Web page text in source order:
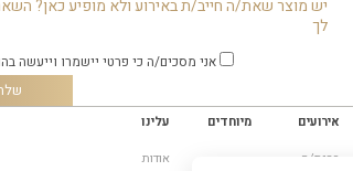
יש מוצר שאת/ה חייב/ת באירוע ולא מופיע כאן?
לך
אני מסכים/ה כי פרטי יישמרו וייעשה
אירועים
ברית/ה
מיוחדים
עלינו
אודות